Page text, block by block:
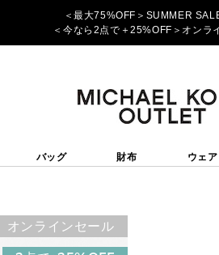
＜最大75%OFF＞SUMMER
＜今なら2点で＋25%OFF＞オンラ
バッグ 財布 ウェア
オンラインセール